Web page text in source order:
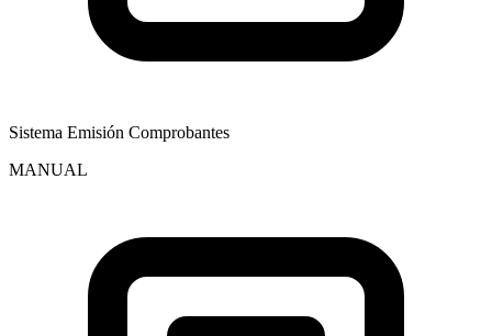
Sistema Emisión Comprobantes
MANUAL